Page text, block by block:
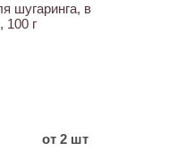
шугаринга, в
100 г
от 2 шт